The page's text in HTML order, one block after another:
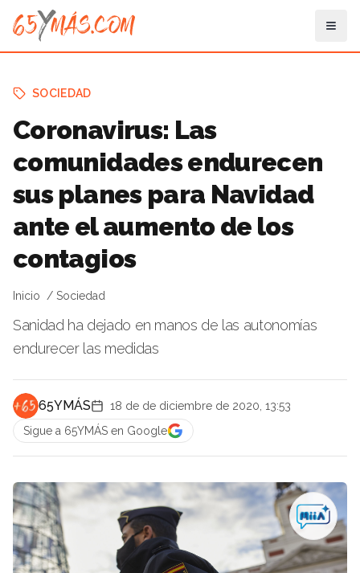
SOCIEDAD
Coronavirus: Las
comunidades endurecen
sus planes para Navidad
ante el aumento de los
contagios
Inicio Sociedad
Sanidad ha dejado en manos de las autonomías
endurecer las medidas
65YMÁS
18 de de diciembre de 2020, 13:53
Sigue a 65YMÁS en Google